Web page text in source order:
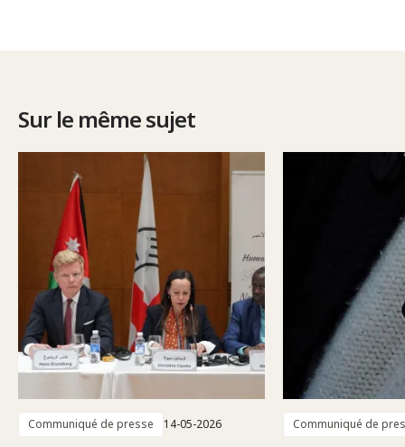
Sur le même sujet
Communiqué de presse 14-05-2026 Communiqué de